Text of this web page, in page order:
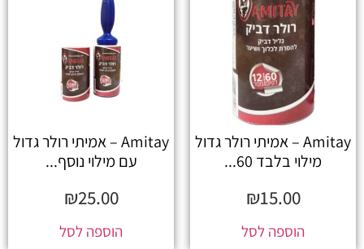
Amitay – אמיתי רולר גדול
מילוי בלבד 60...
₪15.00
הוספה לסל
Amitay – אמיתי רולר גדול
עם מילוי נוסף...
₪25.00
הוספה לסל